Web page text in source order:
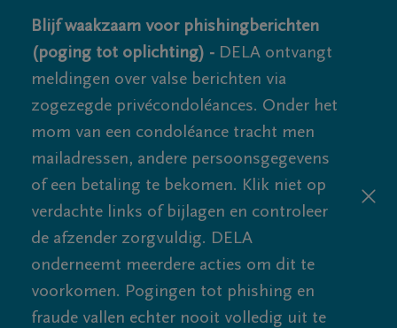
Blijf waakzaam voor phishingberichten
(poging tot oplichting) - DELA ontvangt
meldingen over valse berichten via
zogezegde privécondoléances. Onder het
mom van een condoléance tracht men
mailadressen, andere persoonsgegevens
of een betaling te bekomen. Klik niet op
verdachte links of bijlagen en controleer
de afzender zorgvuldig. DELA
onderneemt meerdere acties om dit te
voorkomen. Pogingen tot phishing en
fraude vallen echter nooit volledig uit te